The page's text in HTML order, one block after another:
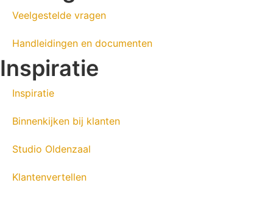
Veelgestelde vragen
Handleidingen en documenten
Inspiratie
Inspiratie
Binnenkijken bij klanten
Studio Oldenzaal
Klantenvertellen